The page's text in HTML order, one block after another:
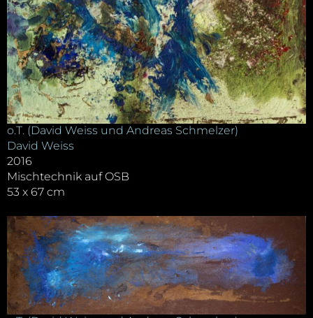
o.T. (David Weiss und Andreas Schmelzer)
David Weiss
2016
Mischtechnik auf OSB
53 x 67 cm